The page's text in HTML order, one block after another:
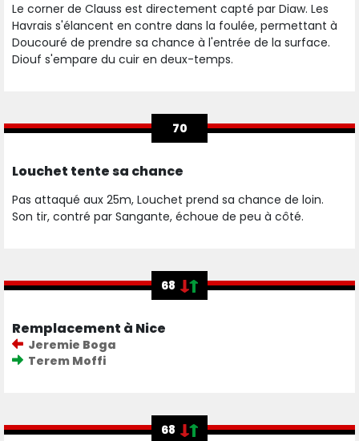
Le corner de Clauss est directement capté par Diaw. Les
Havrais s'élancent en contre dans la foulée, permettant à
Doucouré de prendre sa chance à l'entrée de la surface.
Diouf s'empare du cuir en deux-temps.
70
Louchet tente sa chance
Pas attaqué aux 25m, Louchet prend sa chance de loin.
Son tir, contré par Sangante, échoue de peu à côté.
68
Remplacement à Nice
Jeremie Boga
Terem Moffi
68